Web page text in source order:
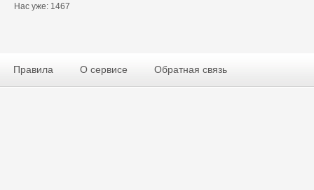
Нас уже: 1467
Правила О сервисе Обратная связь